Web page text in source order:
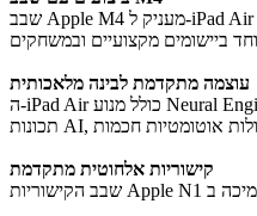
שבב Apple M4 מעניק ל-iPad Air ביצועים גבוהים במיוחד לעבודה עם קבצים גדולים, עריכת וידאו ויצירה גרפית מתקדמת. המעבד כולל 8 ליבות CPU ו-9 ליבות GPU יחד עם תמיכה ב-Hardware-accelerated ray tracing,
עוצמה מתקדמת לבינה מלאכותית
ה-iPad Air כולל מנוע Neural Engine בעל 16 ליבות המספק ביצועים מהירים במיוחד למשימות מבוססות בינה מלאכותית. יחד עם זיכרון RAM בנפח 12GB ורוחב פס זיכרון של ‎120GB/s, המכשיר מאפשר הפעלה יעילה של
קישוריות אלחוטית מתקדמת